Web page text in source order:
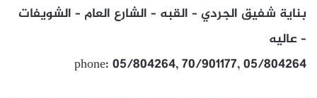
بناية شفيق الجردي – القبه – الشارع العام – الشويفات
– عاليه
phone: 05/804264, 70/901177, 05/804264